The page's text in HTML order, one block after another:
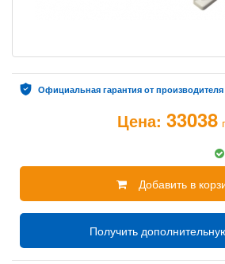
Официальная гарантия от производителя
Цена: 33038
Добавить в
Получить